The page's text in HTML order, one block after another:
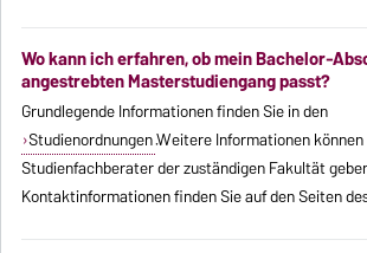
Wo kann ich erfahren, ob mein Bachelor-
angestrebten Masterstudiengang passt?
Grundlegende Informationen finden Sie in den
Studienordnungen.Weitere Informationen
Studienfachberater der zuständigen Fakultät
Kontaktinformationen finden Sie auf den Seiten